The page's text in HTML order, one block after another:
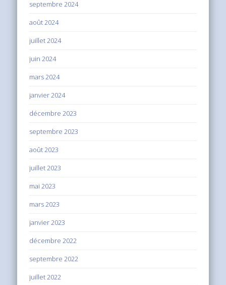
septembre 2024
août 2024
juillet 2024
juin 2024
mars 2024
janvier 2024
décembre 2023
septembre 2023
août 2023
juillet 2023
mai 2023
mars 2023
janvier 2023
décembre 2022
septembre 2022
juillet 2022